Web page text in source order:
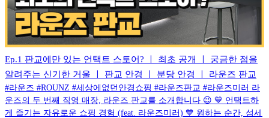
Ep.1 판교에만 있는 언택트 스토어? ㅣ 최초 공개 ㅣ 궁금한 점을
알려주는 신기한 거울 ㅣ 판교 안경 ㅣ 분당 안경 ㅣ 라운즈 판교
#라운즈 #ROUNZ #세상에없던안경쇼핑 #라운즈판교 #라운즈미러 라
운즈의 두 번째 직영 매장, 라운즈 판교를 소개합니다 😉 💙 언택트하
게 즐기는 자유로운 쇼핑 경험 (feat. 라운즈미러) 💙 원하는 순간, 섬세